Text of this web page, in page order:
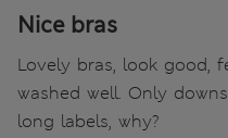
Nice bras
Lovely bras, look good,
washed well. Only
long labels, why?